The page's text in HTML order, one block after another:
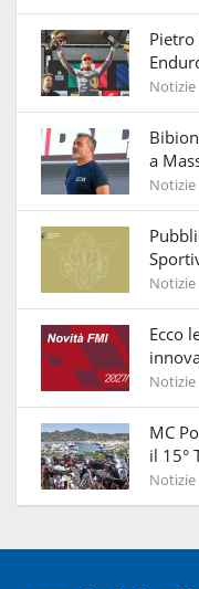
Notizie
a
Notizie
Notizie
Ecco
Notizie
MC
il 15°
Notizie